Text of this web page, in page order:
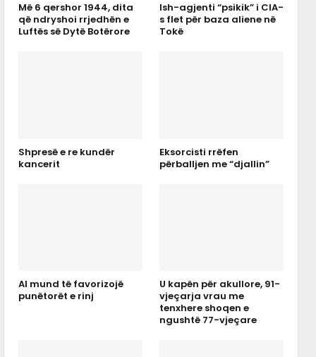
Më 6 qershor 1944, dita
që ndryshoi rrjedhën e
Luftës së Dytë Botërore
Ish-agjenti “psikik” i CIA-
s flet për baza aliene në
Tokë
Shpresë e re kundër
kancerit
Eksorcisti rrëfen
përballjen me “djallin”
AI mund të favorizojë
punëtorët e rinj
U kapën për akullore, 91-
vjeçarja vrau me
tenxhere shoqen e
ngushtë 77-vjeçare